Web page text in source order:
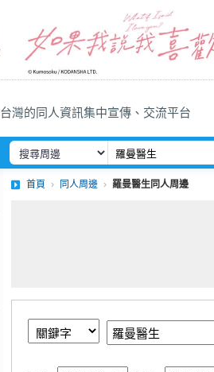
台灣的同人資訊集中宣傳、交流平台
首頁 同人周邊 羅曼醫生同人周邊